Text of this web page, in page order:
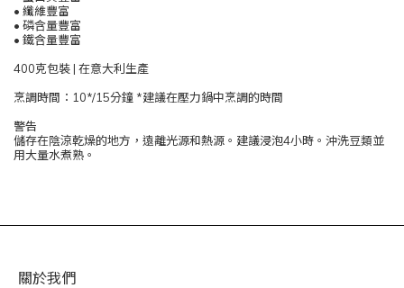
• 纖維豐富
• 磷含量豐富
• 鐵含量豐富
400克包裝 | 在意大利生產
烹調時間：10*/15分鐘 *建議在壓力鍋中烹調的時間
警告
儲存在陰涼乾燥的地方，遠離光源和熱源。建議浸泡4小時。沖洗豆類並
用大量水煮熟。
關於我們